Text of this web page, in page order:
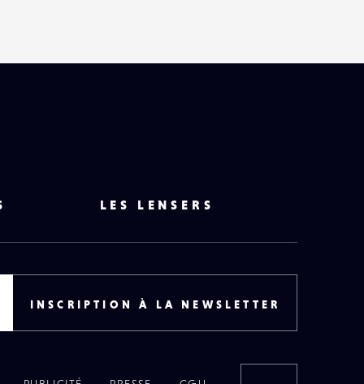
LES LENSERS
INSCRIPTION À LA NEWSLETTER